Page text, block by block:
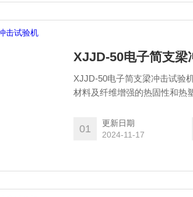
XJJD-50电子简支梁
XJJD-50电子简支梁冲击试验
材料及纤维增强的热固性和热
01
更新日期
2024-11-17